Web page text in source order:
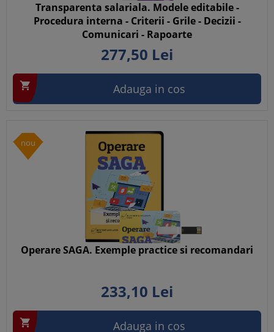
Transparenta salariala. Modele editabile -
Procedura interna - Criterii - Grile - Decizii -
Comunicari - Rapoarte
277,50 Lei
 Adauga in cos
nou
Operare SAGA. Exemple practice si recomandari
233,10 Lei
 Adauga in cos